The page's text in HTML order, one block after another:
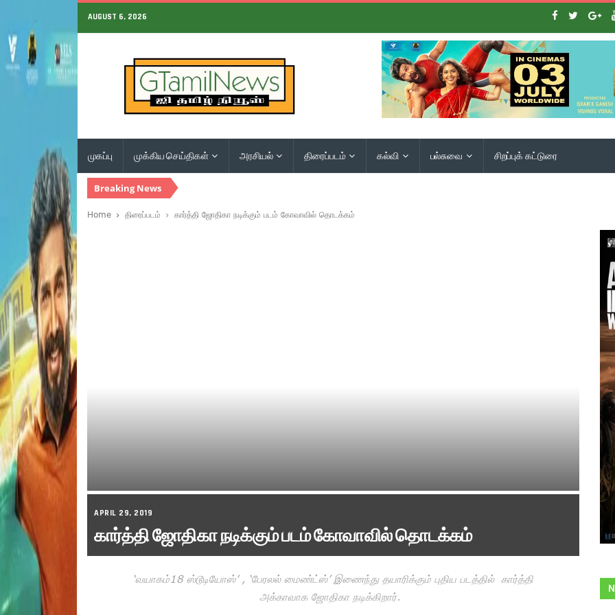
AUGUST 6, 2026
முகப்பு முக்கிய செய்திகள் அரசியல் திரைப்படம் கல்வி பல்சுவை சிறப்புக் கட்டுரை
Breaking News
Home திரைப்படம் கார்த்தி ஜோதிகா நடிக்கும் படம் கோவாவில் தொடக்கம்
APRIL 29, 2019
கார்த்தி ஜோதிகா நடிக்கும் படம் கோவாவில் தொடக்கம்
‘வயாகம்18 ஸ்டூடியோஸ்’ , ‘பேரலல் மைண்ட்ஸ்’ இணைந்து தயாரிக்கும் புதிய படத்தில் கார்த்தி
அக்காவாக ஜோதிகா நடிக்கிறார்.